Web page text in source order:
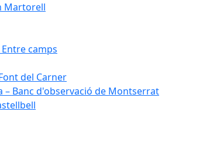
Martorell
camps
del Carner
– Banc d'observació de Montserrat